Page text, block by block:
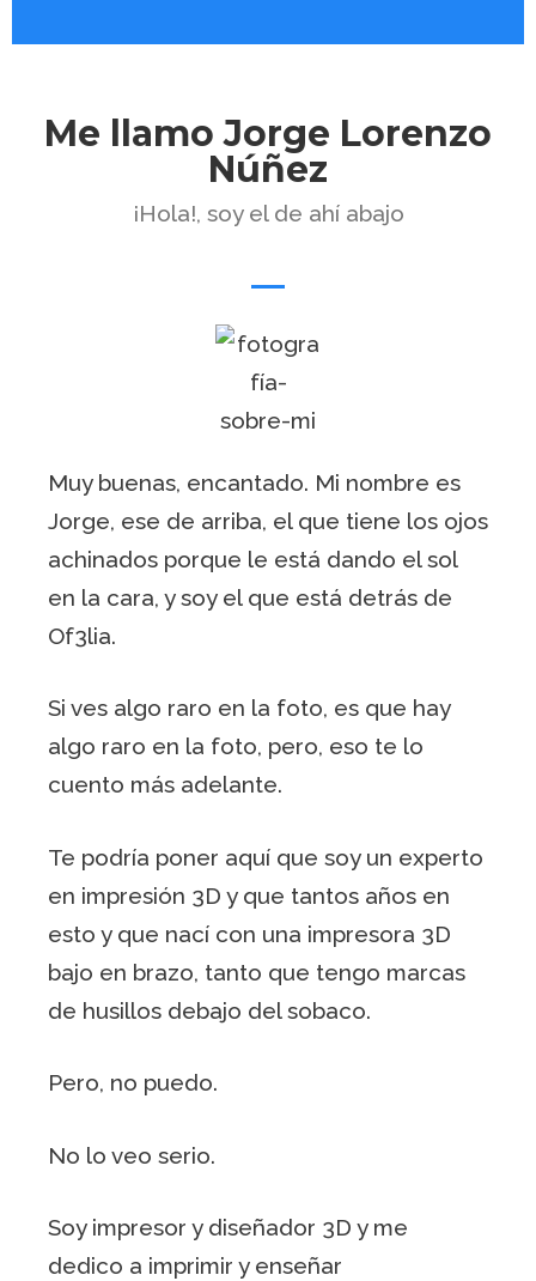
Me llamo Jorge Lorenzo
Núñez
¡Hola!, soy el de ahí abajo
Muy buenas, encantado. Mi nombre es
Jorge, ese de arriba, el que tiene los ojos
achinados porque le está dando el sol
en la cara, y soy el que está detrás de
Of3lia.
Si ves algo raro en la foto, es que hay
algo raro en la foto, pero, eso te lo
cuento más adelante.
Te podría poner aquí que soy un experto
en impresión 3D y que tantos años en
esto y que nací con una impresora 3D
bajo en brazo, tanto que tengo marcas
de husillos debajo del sobaco.
Pero, no puedo.
No lo veo serio.
Soy impresor y diseñador 3D y me
dedico a imprimir y enseñar